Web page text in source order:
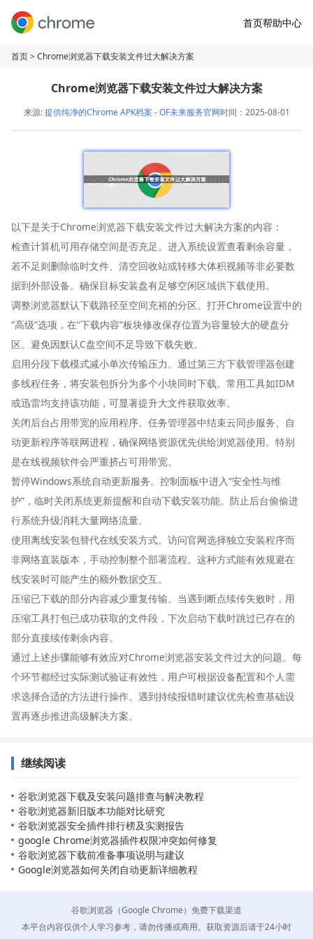
首页帮助中心
首页> Chrome浏览器下载安装文件过大解决方案
Chrome浏览器下载安装文件过大解决方案
来源:提供纯净的Chrome APK档案 - OF未来服务官网时间：2025-08-01
以下是关于Chrome浏览器下载安装文件过大解决方案的内容：
检查计算机可用存储空间是否充足。进入系统设置查看剩余容量，
若不足则删除临时文件、清空回收站或转移大体积视频等非必要数
据到外部设备。确保目标安装盘有足够空闲区域供下载使用。
调整浏览器默认下载路径至空间充裕的分区。打开Chrome设置中的
“高级”选项，在“下载内容”板块修改保存位置为容量较大的硬盘分
区。避免因默认C盘空间不足导致下载失败。
启用分段下载模式减小单次传输压力。通过第三方下载管理器创建
多线程任务，将安装包拆分为多个小块同时下载。常用工具如IDM
或迅雷均支持该功能，可显著提升大文件获取效率。
关闭后台占用带宽的应用程序。任务管理器中结束云同步服务、自
动更新程序等联网进程，确保网络资源优先供给浏览器使用。特别
是在线视频软件会严重挤占可用带宽。
暂停Windows系统自动更新服务。控制面板中进入“安全性与维
护”，临时关闭系统更新提醒和自动下载安装功能。防止后台偷偷进
行系统升级消耗大量网络流量。
使用离线安装包替代在线安装方式。访问官网选择独立安装程序而
非网络直装版本，手动控制整个部署流程。这种方式能有效规避在
线安装时可能产生的额外数据交互。
压缩已下载的部分内容减少重复传输。当遇到断点续传失败时，用
压缩工具打包已成功获取的文件段，下次启动下载时跳过已存在的
部分直接续传剩余内容。
通过上述步骤能够有效应对Chrome浏览器安装文件过大的问题。每
个环节都经过实际测试验证有效性，用户可根据设备配置和个人需
求选择合适的方法进行操作。遇到持续报错时建议优先检查基础设
置再逐步推进高级解决方案。
继续阅读
谷歌浏览器下载及安装问题排查与解决教程
谷歌浏览器新旧版本功能对比研究
谷歌浏览器安全插件排行榜及实测报告
google Chrome浏览器插件权限冲突如何修复
谷歌浏览器下载前准备事项说明与建议
Google浏览器如何关闭自动更新详细教程
谷歌浏览器（Google Chrome）免费下载渠道
本平台内容仅供个人学习参考，请勿传播或商用。获取资源后请于24小时